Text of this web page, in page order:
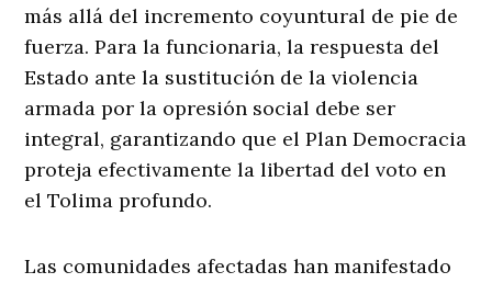
más allá del incremento coyuntural de pie de
fuerza. Para la funcionaria, la respuesta del
Estado ante la sustitución de la violencia
armada por la opresión social debe ser
integral, garantizando que el Plan Democracia
proteja efectivamente la libertad del voto en
el Tolima profundo.
Las comunidades afectadas han manifestado